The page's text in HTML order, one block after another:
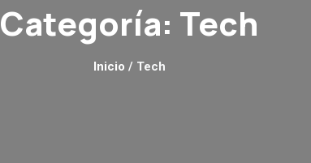
Categoría: Tech
Inicio / Tech